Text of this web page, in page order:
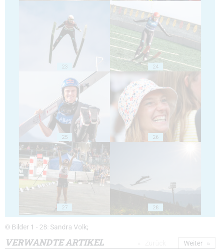
23 24
25 26
27 28
© Bilder 1 - 28: Sandra Volk;
VERWANDTE ARTIKEL Weiter